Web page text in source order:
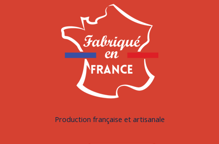
Production française et artisanale